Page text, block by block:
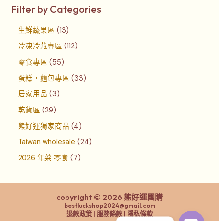
Filter by Categories
生鮮蔬果區 13
冷凍冷藏專區 112
零食專區 55
蛋糕‧麵包專區 33
居家用品 3
乾貨區 29
熊好運獨家商品 4
Taiwan wholesale 24
2026 年菜 零食 7
copyright © 2026 熊好運團購
bestluckshop2024@gmail.com
退款政策 | 服務條款 | 隱私條款